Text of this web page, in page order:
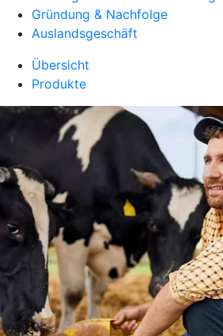
Gründung & Nachfolge
Auslandsgeschäft
Übersicht
Produkte